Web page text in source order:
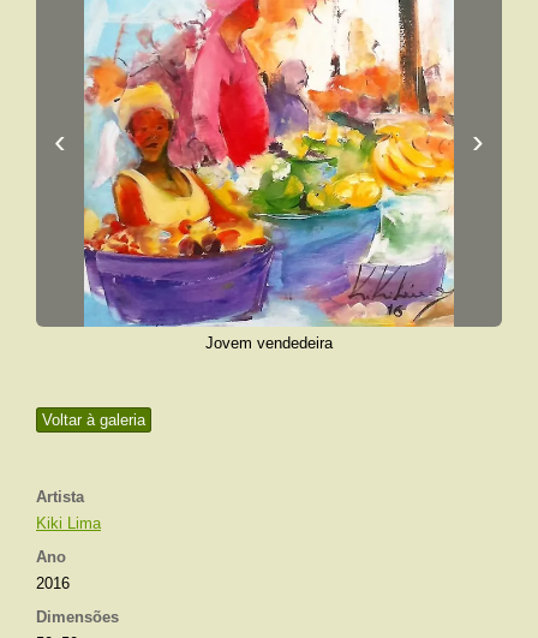
Voltar à galeria
Artista
Kiki Lima
Ano
2016
Dimensões
‹ ›
Jovem vendedeira